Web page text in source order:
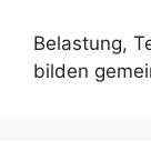
Belastung,
bilden